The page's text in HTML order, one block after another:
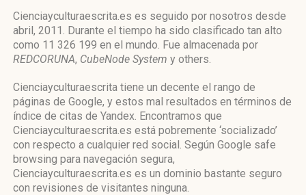
Cienciayculturaescrita.es es seguido por nosotros desde
abril, 2011. Durante el tiempo ha sido clasificado tan alto
como 11 326 199 en el mundo. Fue almacenada por
REDCORUNA, CubeNode System y others.
Cienciayculturaescrita tiene un decente el rango de
páginas de Google, y estos mal resultados en términos de
índice de citas de Yandex. Encontramos que
Cienciayculturaescrita.es está pobremente ‘socializado’
con respecto a cualquier red social. Según Google safe
browsing para navegación segura,
Cienciayculturaescrita.es es un dominio bastante seguro
con revisiones de visitantes ninguna.